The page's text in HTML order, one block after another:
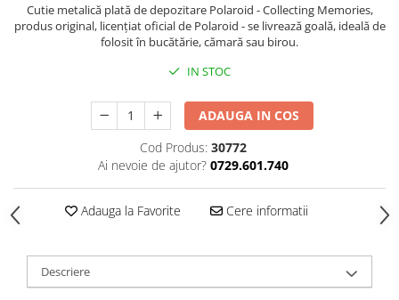
Cutie metalică plată de depozitare Polaroid - Collecting Memories,
produs original, licențiat oficial de Polaroid - se livrează goală, ideală de
folosit în bucătărie, cămară sau birou.
IN STOC
ADAUGA IN COS
Cod Produs: 30772
Ai nevoie de ajutor? 0729.601.740
Adauga la Favorite Cere informatii
Descriere